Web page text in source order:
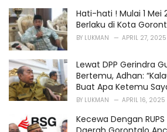
Hati-hati ! Mulai 1 Mei
Berlaku di Kota
BY LUKMAN APRIL 27, 2025
Lewat DPP Gerindra
Bertemu, Adhan:
Buat Apa Ketemu
BY LUKMAN APRIL 16, 2025
Kecewa Dengan